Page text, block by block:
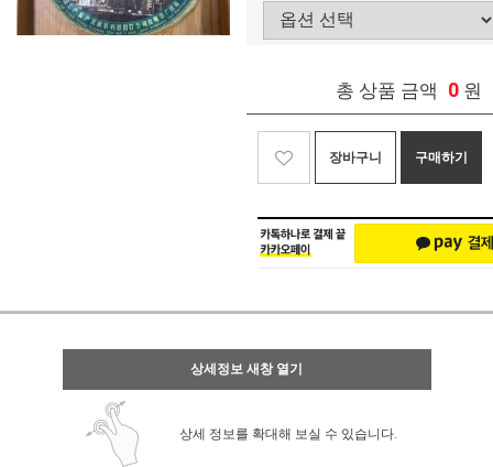
총 상품 금액 0 원
장바구니 구매하기
상세정보 새창 열기
상세 정보를 확대해 보실 수 있습니다.